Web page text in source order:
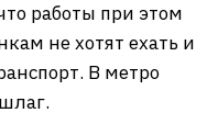
работы при этом
не хотят ехать и
В метро